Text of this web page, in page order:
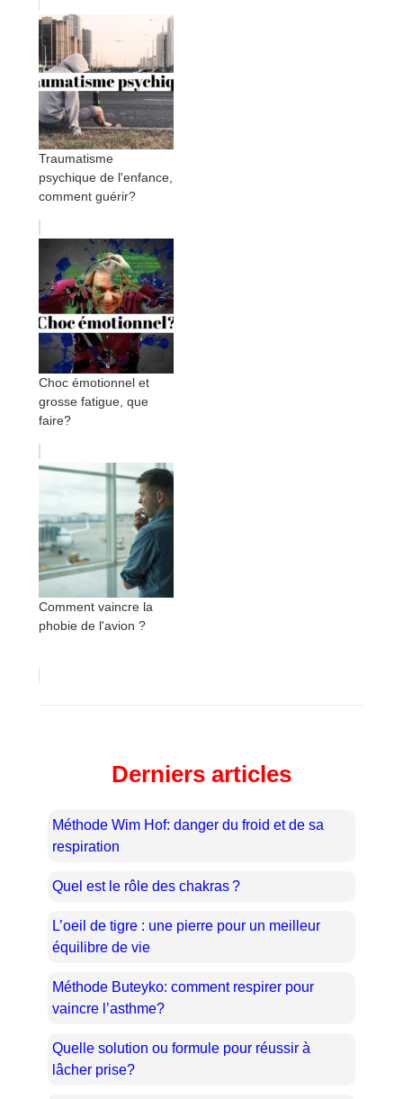
Traumatisme
psychique de l'enfance,
comment guérir?
Choc émotionnel et
grosse fatigue, que
faire?
Comment vaincre la
phobie de l'avion ?
Derniers articles
Méthode Wim Hof: danger du froid et de sa
respiration
Quel est le rôle des chakras ?
L’oeil de tigre : une pierre pour un meilleur
équilibre de vie
Méthode Buteyko: comment respirer pour
vaincre l’asthme?
Quelle solution ou formule pour réussir à
lâcher prise?